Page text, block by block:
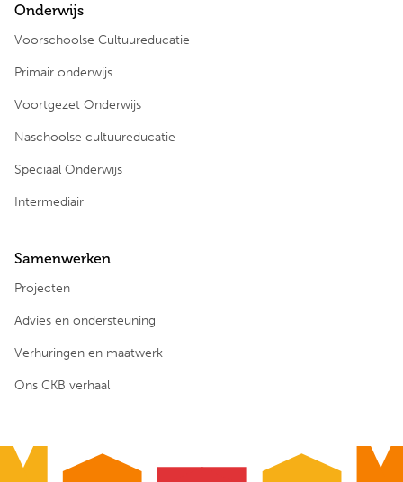
Onderwijs
Voorschoolse Cultuureducatie
Primair onderwijs
Voortgezet Onderwijs
Naschoolse cultuureducatie
Speciaal Onderwijs
Intermediair
Samenwerken
Projecten
Advies en ondersteuning
Verhuringen en maatwerk
Ons CKB verhaal